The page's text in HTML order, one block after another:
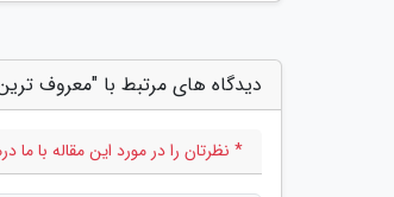
دیدگاه های مرتبط با "معروف
* نظرتان را در مورد این مقاله با ما